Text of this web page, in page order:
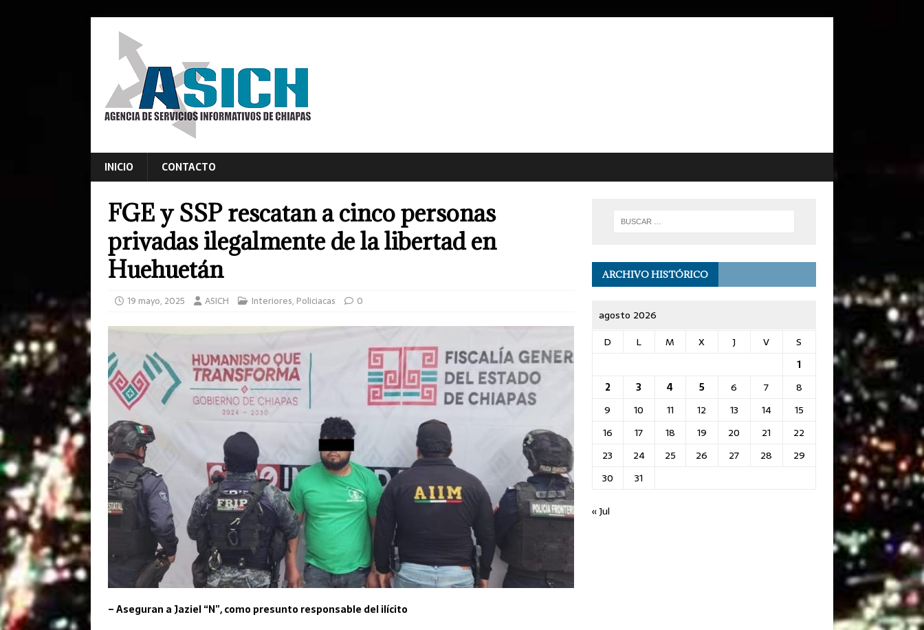
INICIO CONTACTO
FGE y SSP rescatan a cinco personas
privadas ilegalmente de la libertad en
Huehuetán
19 mayo, 2025 ASICH Interiores, Policiacas 0
– Aseguran a Jaziel “N”, como presunto responsable del ilícito
ARCHIVO HISTÓRICO
agosto 2026
D
L M X J V
S
1
2
3 4 5 6 7
8
9
10 11 12 13 14
15
16
17 18 19 20 21
22
23
24 25 26 27 28
29
30
31
« Jul